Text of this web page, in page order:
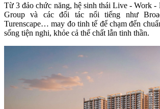
Từ 3 đảo chức năng, hệ sinh thái Live - Work -
Group và các đối tác nổi tiếng như
Turenscape… may đo tinh tế để chạm đến
sống tiện nghi, khỏe cả thể chất lẫn tinh thần.